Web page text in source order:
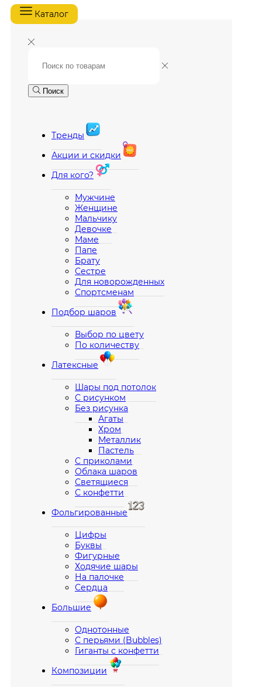
Каталог
Поиск
Тренды
Акции и скидки
Для кого?
Мужчине
Женщине
Мальчику
Девочке
Маме
Папе
Брату
Сестре
Для новорожденных
Спортсменам
Подбор шаров
Выбор по цвету
По количеству
Латексные
Шары под потолок
С рисунком
Без рисунка
Агаты
Хром
Металлик
Пастель
С приколами
Облака шаров
Светящиеся
С конфетти
Фольгированные
Цифры
Буквы
Фигурные
Ходячие шары
На палочке
Сердца
Большие
Однотонные
С перьями (Bubbles)
Гиганты с конфетти
Композиции